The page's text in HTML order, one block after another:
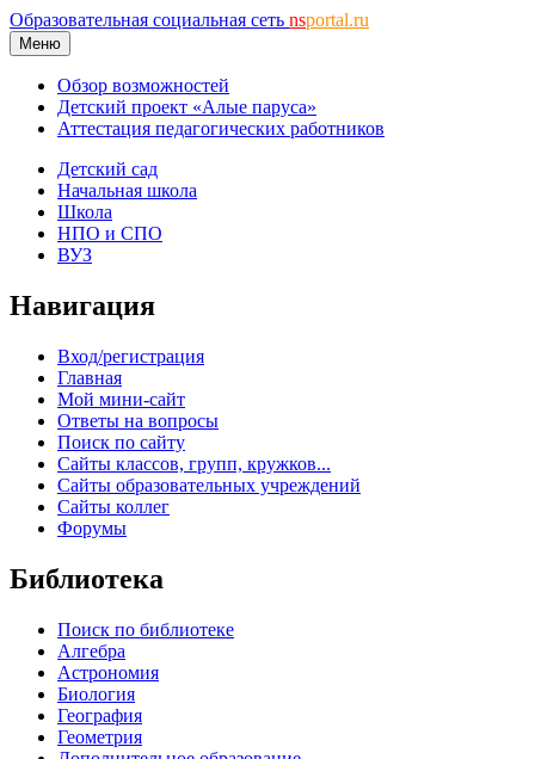
Образовательная социальная сеть nsportal.ru
Меню
Обзор возможностей
Детский проект «Алые паруса»
Аттестация педагогических работников
Детский сад
Начальная школа
Школа
НПО и СПО
ВУЗ
Навигация
Вход/регистрация
Главная
Мой мини-сайт
Ответы на вопросы
Поиск по сайту
Сайты классов, групп, кружков...
Сайты образовательных учреждений
Сайты коллег
Форумы
Библиотека
Поиск по библиотеке
Алгебра
Астрономия
Биология
География
Геометрия